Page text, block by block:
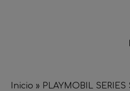
Inicio » PLAYMOBIL SERIES